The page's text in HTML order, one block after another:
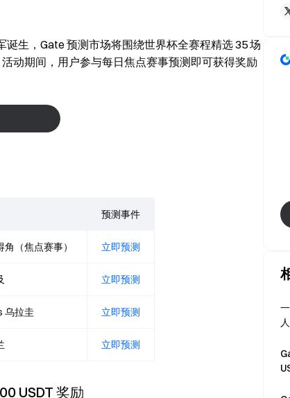
生，Gate 预测市场将围绕世界杯全赛程精选 35 场
动期间，用户参与每日焦点赛事预测即可获得奖励
预测事件
（焦点赛事） 立即预测
立即预测
乌拉圭 立即预测
立即预测
USDT 奖励